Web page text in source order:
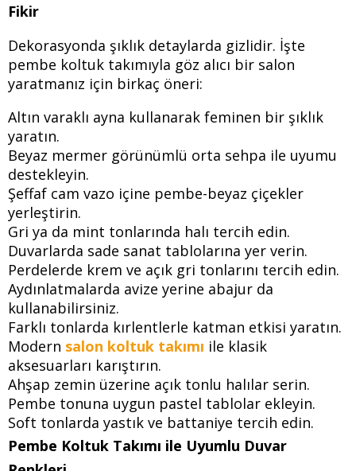
Fikir
Dekorasyonda şıklık detaylarda gizlidir. İşte
pembe koltuk takımıyla göz alıcı bir salon
yaratmanız için birkaç öneri:
Altın varaklı ayna kullanarak feminen bir şıklık
yaratın.
Beyaz mermer görünümlü orta sehpa ile uyumu
destekleyin.
Şeffaf cam vazo içine pembe-beyaz çiçekler
yerleştirin.
Gri ya da mint tonlarında halı tercih edin.
Duvarlarda sade sanat tablolarına yer verin.
Perdelerde krem ve açık gri tonlarını tercih edin.
Aydınlatmalarda avize yerine abajur da
kullanabilirsiniz.
Farklı tonlarda kırlentlerle katman etkisi yaratın.
Modern salon koltuk takımı ile klasik
aksesuarları karıştırın.
Ahşap zemin üzerine açık tonlu halılar serin.
Pembe tonuna uygun pastel tablolar ekleyin.
Soft tonlarda yastık ve battaniye tercih edin.
Pembe Koltuk Takımı ile Uyumlu Duvar